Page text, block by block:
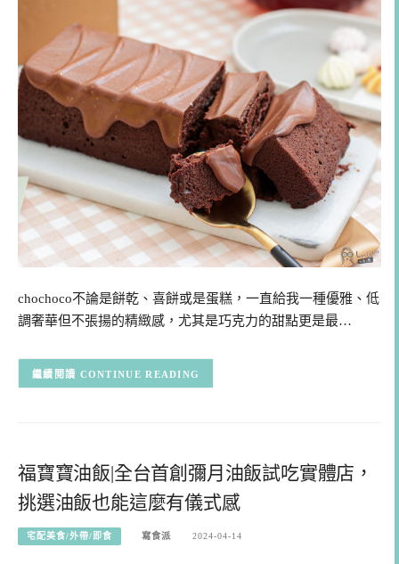
chochoco不論是餅乾、喜餅或是蛋糕，一直給我一種優雅、低
調奢華但不張揚的精緻感，尤其是巧克力的甜點更是最…
CONTINUE READING
福寶寶油飯|全台首創彌月油飯試吃實體店，
挑選油飯也能這麼有儀式感
宅配美食/外帶/即食 寫食派 2024-04-14